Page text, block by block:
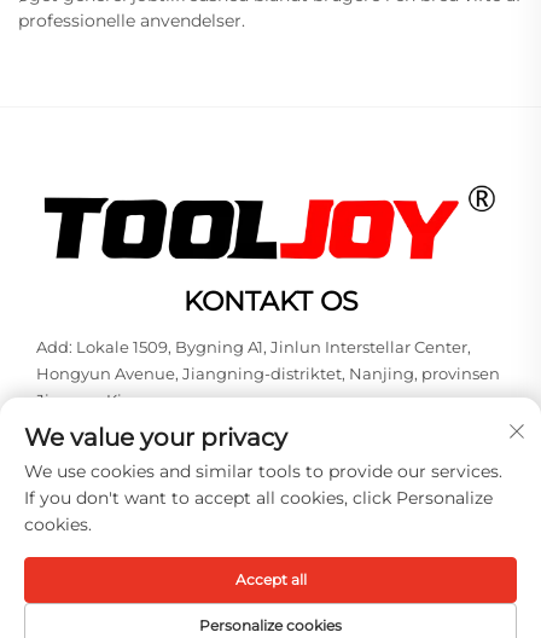
professionelle anvendelser.
KONTAKT OS
Add: Lokale 1509, Bygning A1, Jinlun Interstellar Center,
Hongyun Avenue, Jiangning-distriktet, Nanjing, provinsen
Jiangsu, Kina
Tlf.:+86-13851848144
E-mail:[email protected]
Copyright © 2026 Nanjing Tooljoy Hardware Technology Co., Ltd.
Alle rettigheder forbeholdes -
We value your privacy
We use cookies and similar tools to provide our services.
If you don't want to accept all cookies, click Personalize
cookies.
Personalize cookies
Accept all